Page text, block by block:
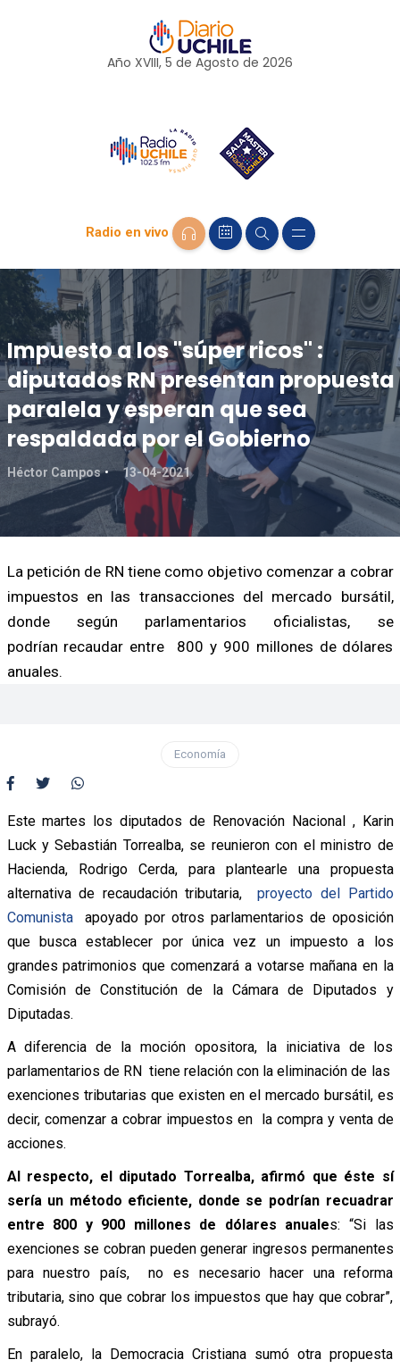
Año XVIII, 5 de Agosto de 2026
Radio en vivo
Impuesto a los "súper ricos" :
diputados RN presentan propuesta
paralela y esperan que sea
respaldada por el Gobierno
Héctor Campos 13-04-2021
La petición de RN tiene como objetivo comenzar a cobrar
impuestos en las transacciones del mercado bursátil,
donde según parlamentarios oficialistas, se
podrían recaudar entre 800 y 900 millones de dólares
anuales.
Economía
Este martes los diputados de Renovación Nacional , Karin
Luck y Sebastián Torrealba, se reunieron con el ministro de
Hacienda, Rodrigo Cerda, para plantearle una propuesta
alternativa de recaudación tributaria,
proyecto del Partido
Comunista
apoyado por otros parlamentarios de oposición
que busca establecer por única vez un impuesto a los
grandes patrimonios que comenzará a votarse mañana en la
Comisión de Constitución de la Cámara de Diputados y
Diputadas.
A diferencia de la moción opositora, la iniciativa de los
parlamentarios de RN tiene relación con la eliminación de las
exenciones tributarias que existen en el mercado bursátil, es
decir, comenzar a cobrar impuestos en la compra y venta de
acciones.
Al respecto, el diputado Torrealba, afirmó que éste sí
sería un método eficiente, donde se podrían recuadrar
entre 800 y 900 millones de dólares anuales: “Si las
exenciones se cobran pueden generar ingresos permanentes
para nuestro país, no es necesario hacer una reforma
tributaria, sino que cobrar los impuestos que hay que cobrar”,
subrayó.
En paralelo, la Democracia Cristiana sumó otra propuesta